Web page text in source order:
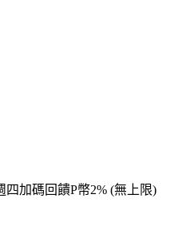
四加碼回饋P幣2% (無上限)